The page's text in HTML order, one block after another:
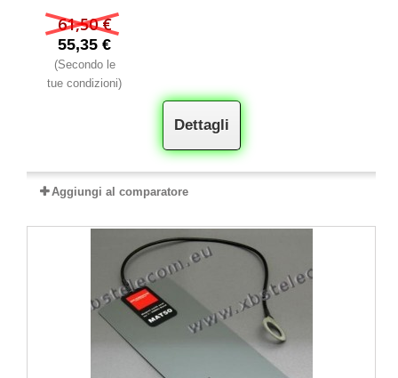
61,50 €
55,35 €
(Secondo le
tue condizioni)
Dettagli
Aggiungi al comparatore